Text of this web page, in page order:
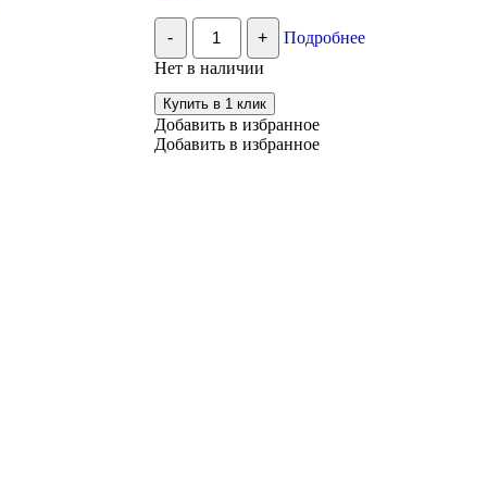
-
Количество
Пастила
Пастилушка
яблоко-
барбарис,
1
шт
+
Подробнее
Нет в наличии
Купить в 1 клик
Добавить в избранное
Добавить в избранное